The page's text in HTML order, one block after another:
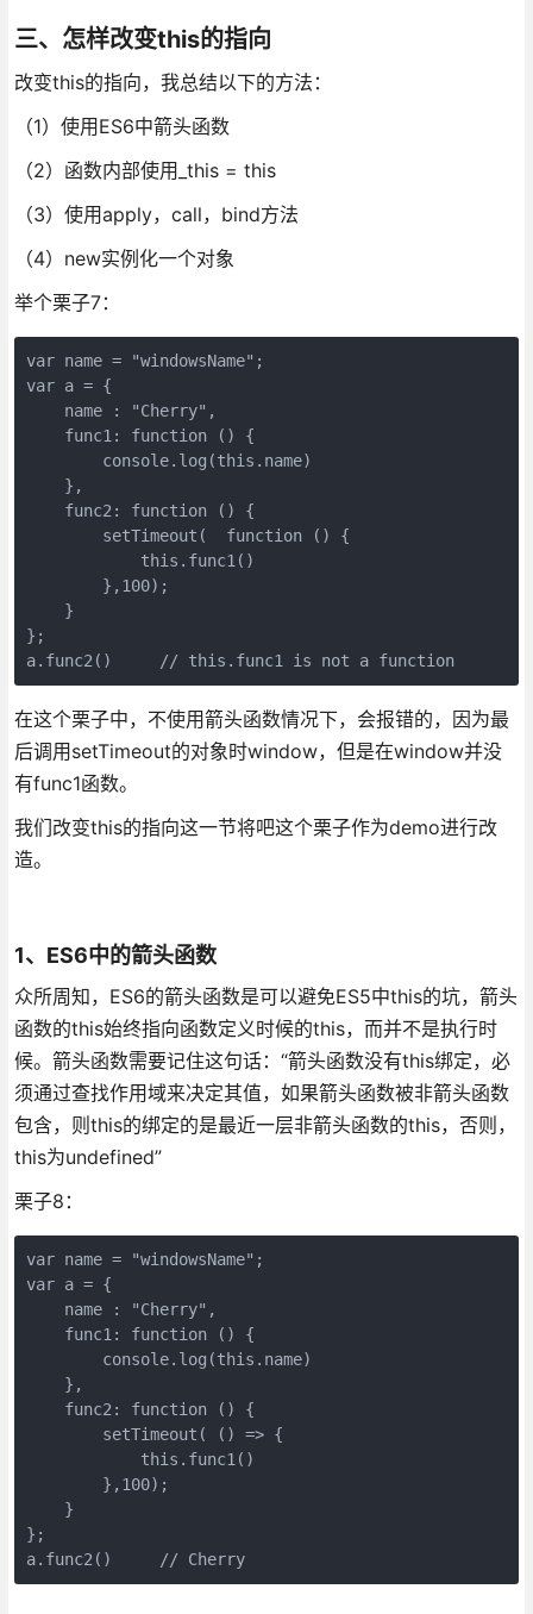
三、怎样改变this的指向
改变this的指向，我总结以下的方法：
（1）使用ES6中箭头函数
（2）函数内部使用_this = this
（3）使用apply，call，bind方法
（4）new实例化一个对象
举个栗子7：
var name = "windowsName";
var a = {
    name : "Cherry",
    func1: function () {
        console.log(this.name)
    },
    func2: function () {
        setTimeout(  function () {
            this.func1()
        },100);
    }
};
a.func2()     // this.func1 is not a function
在这个栗子中，不使用箭头函数情况下，会报错的，因为最
后调用setTimeout的对象时window，但是在window并没
有func1函数。
我们改变this的指向这一节将吧这个栗子作为demo进行改
造。
1、ES6中的箭头函数
众所周知，ES6的箭头函数是可以避免ES5中this的坑，箭头
函数的this始终指向函数定义时候的this，而并不是执行时
候。箭头函数需要记住这句话：“箭头函数没有this绑定，必
须通过查找作用域来决定其值，如果箭头函数被非箭头函数
包含，则this的绑定的是最近一层非箭头函数的this，否则，
this为undefined”
栗子8：
var name = "windowsName";
var a = {
    name : "Cherry",
    func1: function () {
        console.log(this.name)
    },
    func2: function () {
        setTimeout( () => {
            this.func1()
        },100);
    }
};
a.func2()     // Cherry